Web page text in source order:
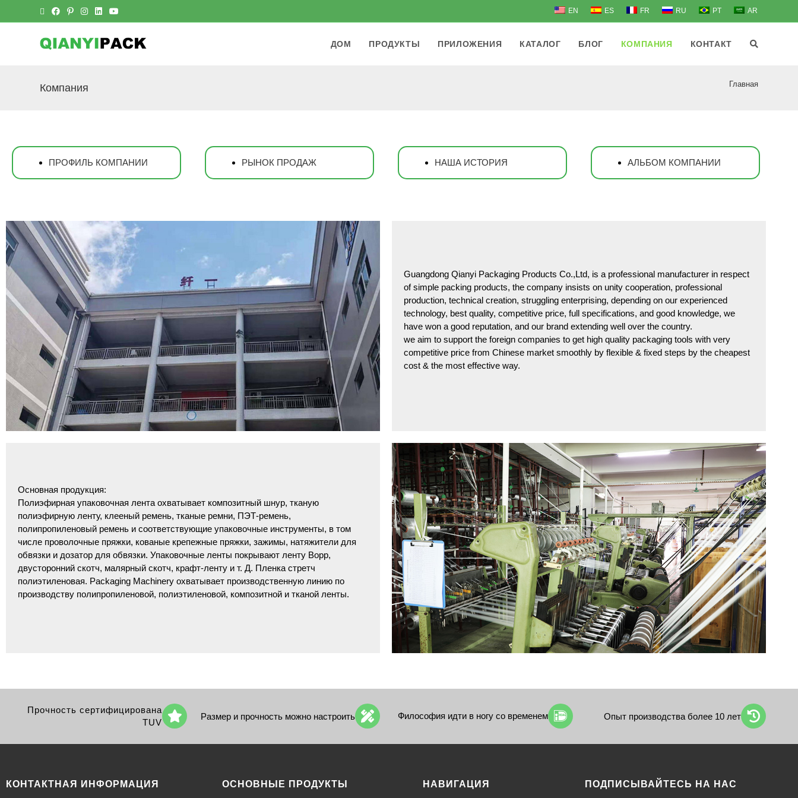
EN ES FR RU PT AR
ДОМ ПРОДУКТЫ ПРИЛОЖЕНИЯ КАТАЛОГ БЛОГ КОМПАНИЯ КОНТАКТ
Компания Главная
ПРОФИЛЬ КОМПАНИИ РЫНОК ПРОДАЖ НАША ИСТОРИЯ АЛЬБОМ КОМПАНИИ
Guangdong Qianyi Packaging Products Co.,Ltd, is a professional manufacturer in respect
of simple packing products, the company insists on unity cooperation, professional
production, technical creation, struggling enterprising, depending on our experienced
technology, best quality, competitive price, full specifications, and good knowledge, we
have won a good reputation, and our brand extending well over the country.
we aim to support the foreign companies to get high quality packaging tools with very
competitive price from Chinese market smoothly by flexible & fixed steps by the cheapest
cost & the most effective way.
Основная продукция:
Полиэфирная упаковочная лента охватывает композитный шнур, тканую
полиэфирную ленту, клееный ремень, тканые ремни, ПЭТ-ремень,
полипропиленовый ремень и соответствующие упаковочные инструменты, в том
числе проволочные пряжки, кованые крепежные пряжки, зажимы, натяжители для
обвязки и дозатор для обвязки. Упаковочные ленты покрывают ленту Bopp,
двусторонний скотч, малярный скотч, крафт-ленту и т. Д. Пленка стретч
полиэтиленовая. Packaging Machinery охватывает производственную линию по
производству полипропиленовой, полиэтиленовой, композитной и тканой ленты.
Прочность сертифицирована
TUV
Размер и прочность можно настроить Философия идти в ногу со временем Опыт производства более 10 лет
КОНТАКТНАЯ ИНФОРМАЦИЯ ОСНОВНЫЕ ПРОДУКТЫ НАВИГАЦИЯ ПОДПИСЫВАЙТЕСЬ НА НАС